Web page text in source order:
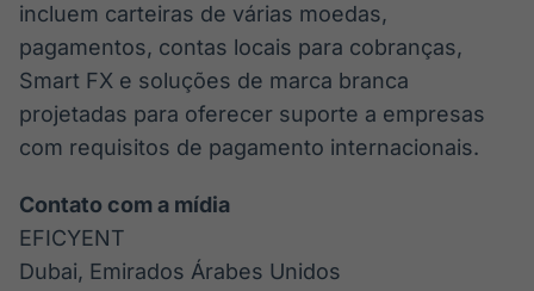
incluem carteiras de várias moedas,
pagamentos, contas locais para cobranças,
Smart FX e soluções de marca branca
projetadas para oferecer suporte a empresas
com requisitos de pagamento internacionais.
Contato com a mídia
EFICYENT
Dubai, Emirados Árabes Unidos